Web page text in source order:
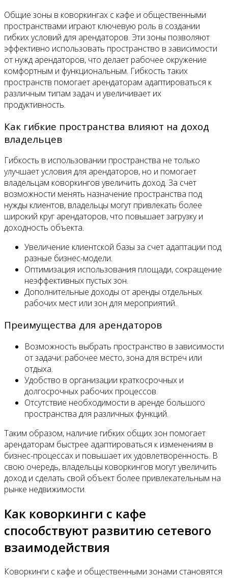
Общие зоны в коворкингах с кафе и общественными
пространствами играют ключевую роль в создании
гибких условий для арендаторов. Эти зоны позволяют
эффективно использовать пространство в зависимости
от нужд арендаторов, что делает рабочее окружение
комфортным и функциональным. Гибкость таких
пространств помогает арендаторам адаптироваться к
различным типам задач и увеличивает их
продуктивность.
Как гибкие пространства влияют на доход
владельцев
Гибкость в использовании пространства не только
улучшает условия для арендаторов, но и помогает
владельцам коворкингов увеличить доход. За счет
возможности менять назначение пространства под
нужды клиентов, владельцы могут привлекать более
широкий круг арендаторов, что повышает загрузку и
доходность объекта.
Увеличение клиентской базы за счет адаптации под
разные бизнес-модели.
Оптимизация использования площади, сокращение
неэффективных пустых зон.
Дополнительные доходы от аренды отдельных
рабочих мест или зон для мероприятий.
Преимущества для арендаторов
Возможность выбрать пространство в зависимости
от задачи: рабочее место, зона для встреч или
отдыха.
Удобство в организации краткосрочных и
долгосрочных рабочих процессов.
Отсутствие необходимости в аренде большого
пространства для различных функций.
Таким образом, наличие гибких общих зон помогает
арендаторам быстрее адаптироваться к изменениям в
бизнес-процессах и повышает их удовлетворенность. В
свою очередь, владельцы коворкингов могут увеличить
доход и сделать свой объект более привлекательным на
рынке недвижимости.
Как коворкинги с кафе
способствуют развитию сетевого
взаимодействия
Коворкинги с кафе и общественными зонами становятся